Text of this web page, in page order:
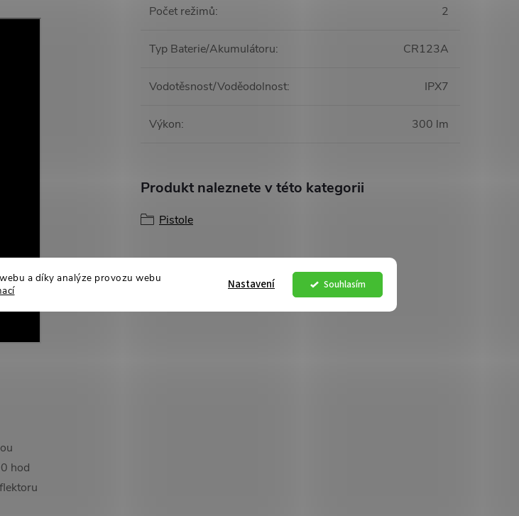
a díky analýze provozu webu
Souhlasím
Nastavení
hod
Počet režimů: 2
Typ Baterie/Akumulátoru: CR123A
Vodotěsnost/Voděodolnost: IPX7
Výkon: 300 lm
Produkt naleznete v této kategorii
Pistole